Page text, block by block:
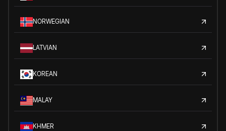
NORWEGIAN
LATVIAN
KOREAN
MALAY
KHMER